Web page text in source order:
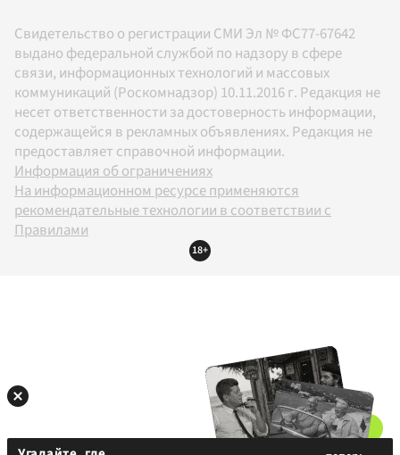
Свидетельство о регистрации СМИ Эл № ФС77-67642
выдано федеральной службой по надзору в сфере
связи, информационных технологий и массовых
коммуникаций (Роскомнадзор) 10.11.2016 г. Редакция не
несет ответственности за достоверность информации,
содержащейся в рекламных объявлениях. Редакция не
предоставляет справочной информации.
Информация об ограничениях
На информационном ресурсе применяются
рекомендательные технологии в соответствии с
Правилами
18+